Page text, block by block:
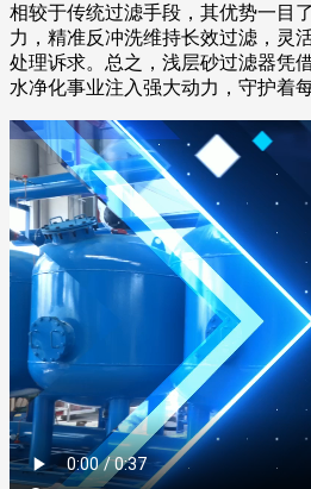
相较于传统过滤手段，其优势一目
力，精准反冲洗维持长效过滤，灵
处理诉求。总之，浅层砂过滤器凭
水净化事业注入强大动力，守护着